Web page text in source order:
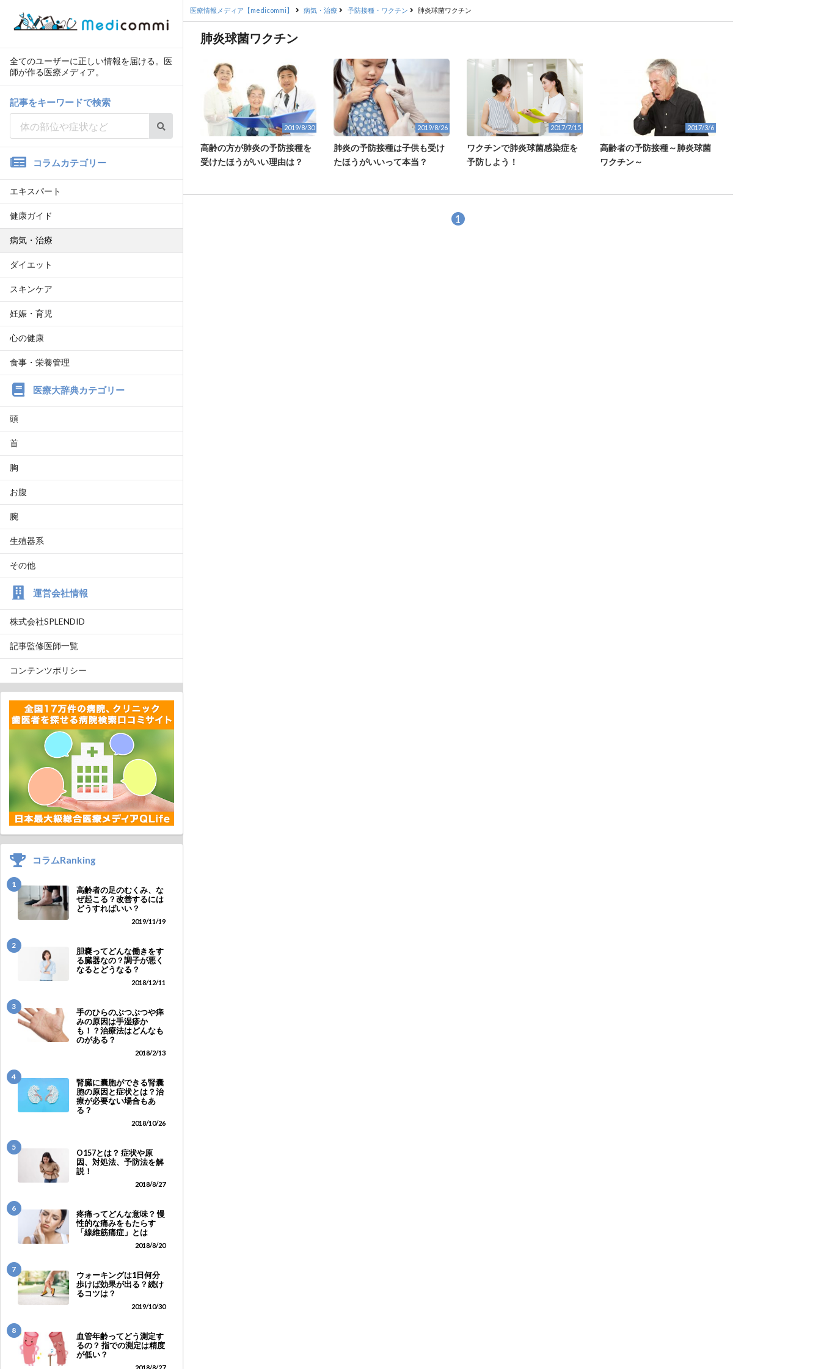
全てのユーザーに正しい情報を届ける。医
師が作る医療メディア。
記事をキーワードで検索
コラムカテゴリー
エキスパート
健康ガイド
病気・治療
ダイエット
スキンケア
妊娠・育児
心の健康
食事・栄養管理
医療大辞典カテゴリー
頭
首
胸
お腹
腕
生殖器系
その他
運営会社情報
株式会社SPLENDID
記事監修医師一覧
コンテンツポリシー
コラムRanking
1
高齢者の足のむくみ、な
ぜ起こる？改善するには
どうすればいい？
2019/11/19
2
胆嚢ってどんな働きをす
る臓器なの？調子が悪く
なるとどうなる？
2018/12/11
3
手のひらのぶつぶつや痒
みの原因は手湿疹か
も！？治療法はどんなも
のがある？
2018/2/13
4
腎臓に囊胞ができる腎囊
胞の原因と症状とは？治
療が必要ない場合もあ
る？
2018/10/26
5
O157とは？ 症状や原
因、対処法、予防法を解
説！
2018/8/27
6
疼痛ってどんな意味？ 慢
性的な痛みをもたらす
「線維筋痛症」とは
2018/8/20
7
ウォーキングは1日何分
歩けば効果が出る？続け
るコツは？
2019/10/30
8
血管年齢ってどう測定す
るの？ 指での測定は精度
が低い？
2018/8/27
医療情報メディア【medicommi】 病気・治療 予防接種・ワクチン 肺炎球菌ワクチン
肺炎球菌ワクチン
2019/8/30
高齢の方が肺炎の予防接種を
受けたほうがいい理由は？
2019/8/26
肺炎の予防接種は子供も受け
たほうがいいって本当？
2017/7/15
ワクチンで肺炎球菌感染症を
予防しよう！
2017/3/6
高齢者の予防接種～肺炎球菌
ワクチン～
1